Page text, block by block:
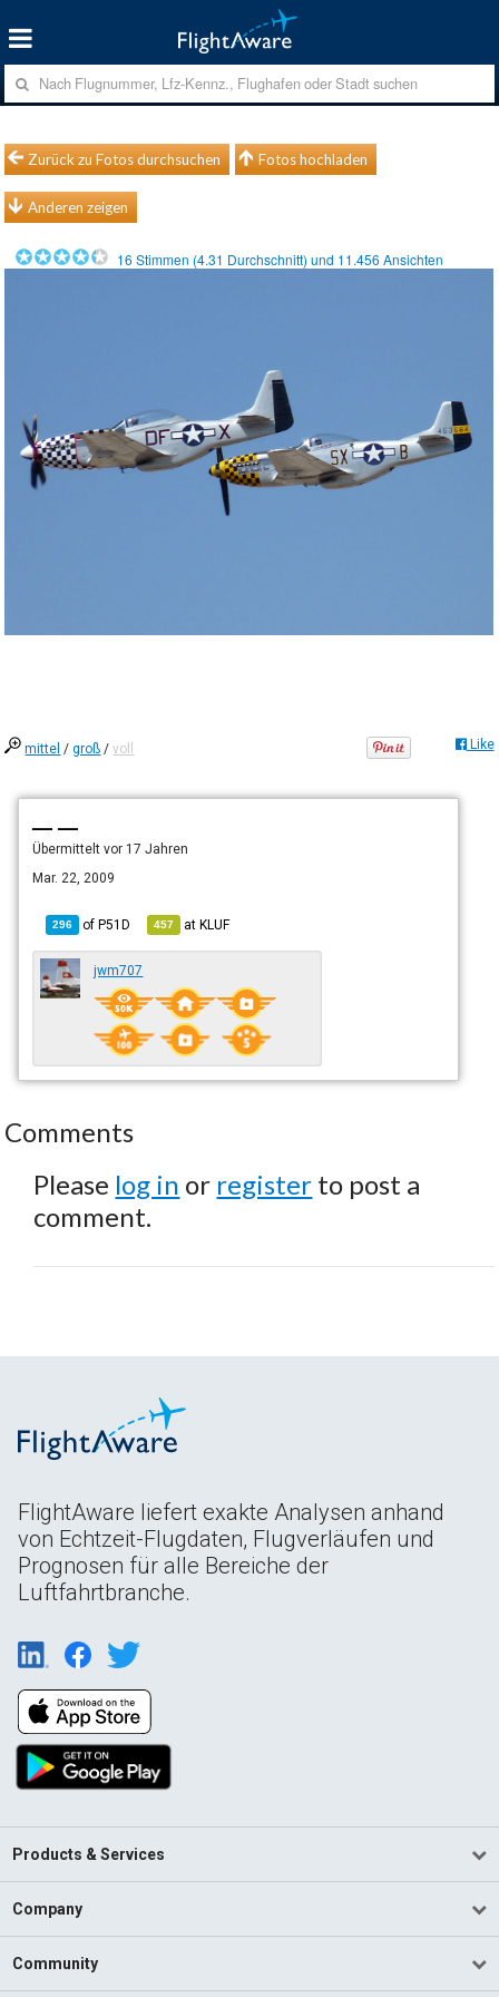
Zurück zu Fotos durchsuchen Fotos hochladen
Anderen zeigen
16 Stimmen (4.31 Durchschnitt) und 11.456 Ansichten
mittel /groß /voll Like
— —
Übermitteltvor 17 Jahren
Mar. 22, 2009
296 ofP51D 457 atKLUF
jwm707
Comments
Please log in or register to post a
comment.
FlightAware liefert exakte Analysen anhand
von Echtzeit-Flugdaten, Flugverläufen und
Prognosen für alle Bereiche der
Luftfahrtbranche.
Products & Services
Company
Community